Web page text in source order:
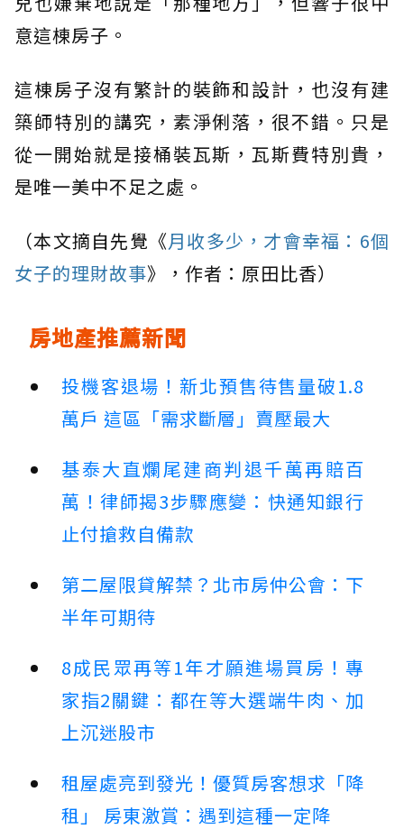
意這棟房子。
這棟房子沒有繁計的裝飾和設計，也沒有建
築師特別的講究，素淨俐落，很不錯。只是
從一開始就是接桶裝瓦斯，瓦斯費特別貴，
是唯一美中不足之處。
（本文摘自先覺《月收多少，才會幸福：6個
女子的理財故事》，作者：原田比香）
房地產推薦新聞
投機客退場！新北預售待售量破1.8
萬戶 這區「需求斷層」賣壓最大
基泰大直爛尾建商判退千萬再賠百
萬！律師揭3步驟應變：快通知銀行
止付搶救自備款
第二屋限貸解禁？北市房仲公會：下
半年可期待
8成民眾再等1年才願進場買房！專
家指2關鍵：都在等大選端牛肉、加
上沉迷股市
租屋處亮到發光！優質房客想求「降
租」 房東激賞：遇到這種一定降